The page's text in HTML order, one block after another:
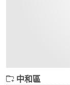
中和區